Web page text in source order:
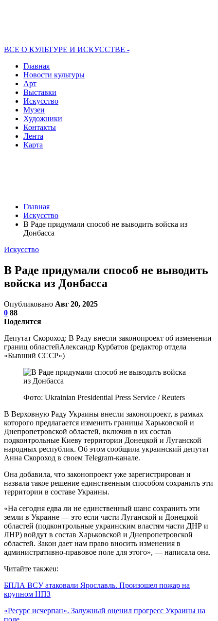
ВСЕ О КУЛЬТУРЕ И ИСКУССТВЕ -
Главная
Новости культуры
Арт
Выставки
Искусство
Музеи
Художники
Контакты
Лента
Карта
Главная
Искусство
В Раде придумали способ не выводить войска из
Донбасса
Искусство
В Раде придумали способ не выводить
войска из Донбасса
Опубликовано Авг 20, 2025
0 88
Поделится
Депутат Скороход: В Раду внесли законопроект об изменении
границ областейАлександр Курбатов (редактор отдела
«Бывший СССР»)
Фото: Ukrainian Presidential Press Service / Reuters
В Верховную Раду Украины внесли законопроект, в рамках
которого предлагается изменить границы Харьковской и
Днепропетровской областей, включив в их состав
подконтрольные Киеву территории Донецкой и Луганской
народных республик. Об этом сообщила украинский депутат
Анна Скороход в своем Telegram-канале.
Она добавила, что законопроект уже зарегистрирован и
назвала такое решение единственным способом сохранить эти
территории в составе Украины.
«На сегодня едва ли не единственный шанс сохранить эти
земли в Украине — это если части Луганской и Донецкой
областей (подконтрольные украинским властям части ДНР и
ЛНР) войдут в состав Харьковской и Днепропетровской
областей. Закон дает нам право вносить изменения в
административно-правовое поле для этого», — написала она.
Читайте такжеu:
БПЛА ВСУ атаковали Ярославль. Произошел пожар на
крупном НПЗ
«Ресурс исчерпан». Залужный оценил прогресс Украины на
поле…